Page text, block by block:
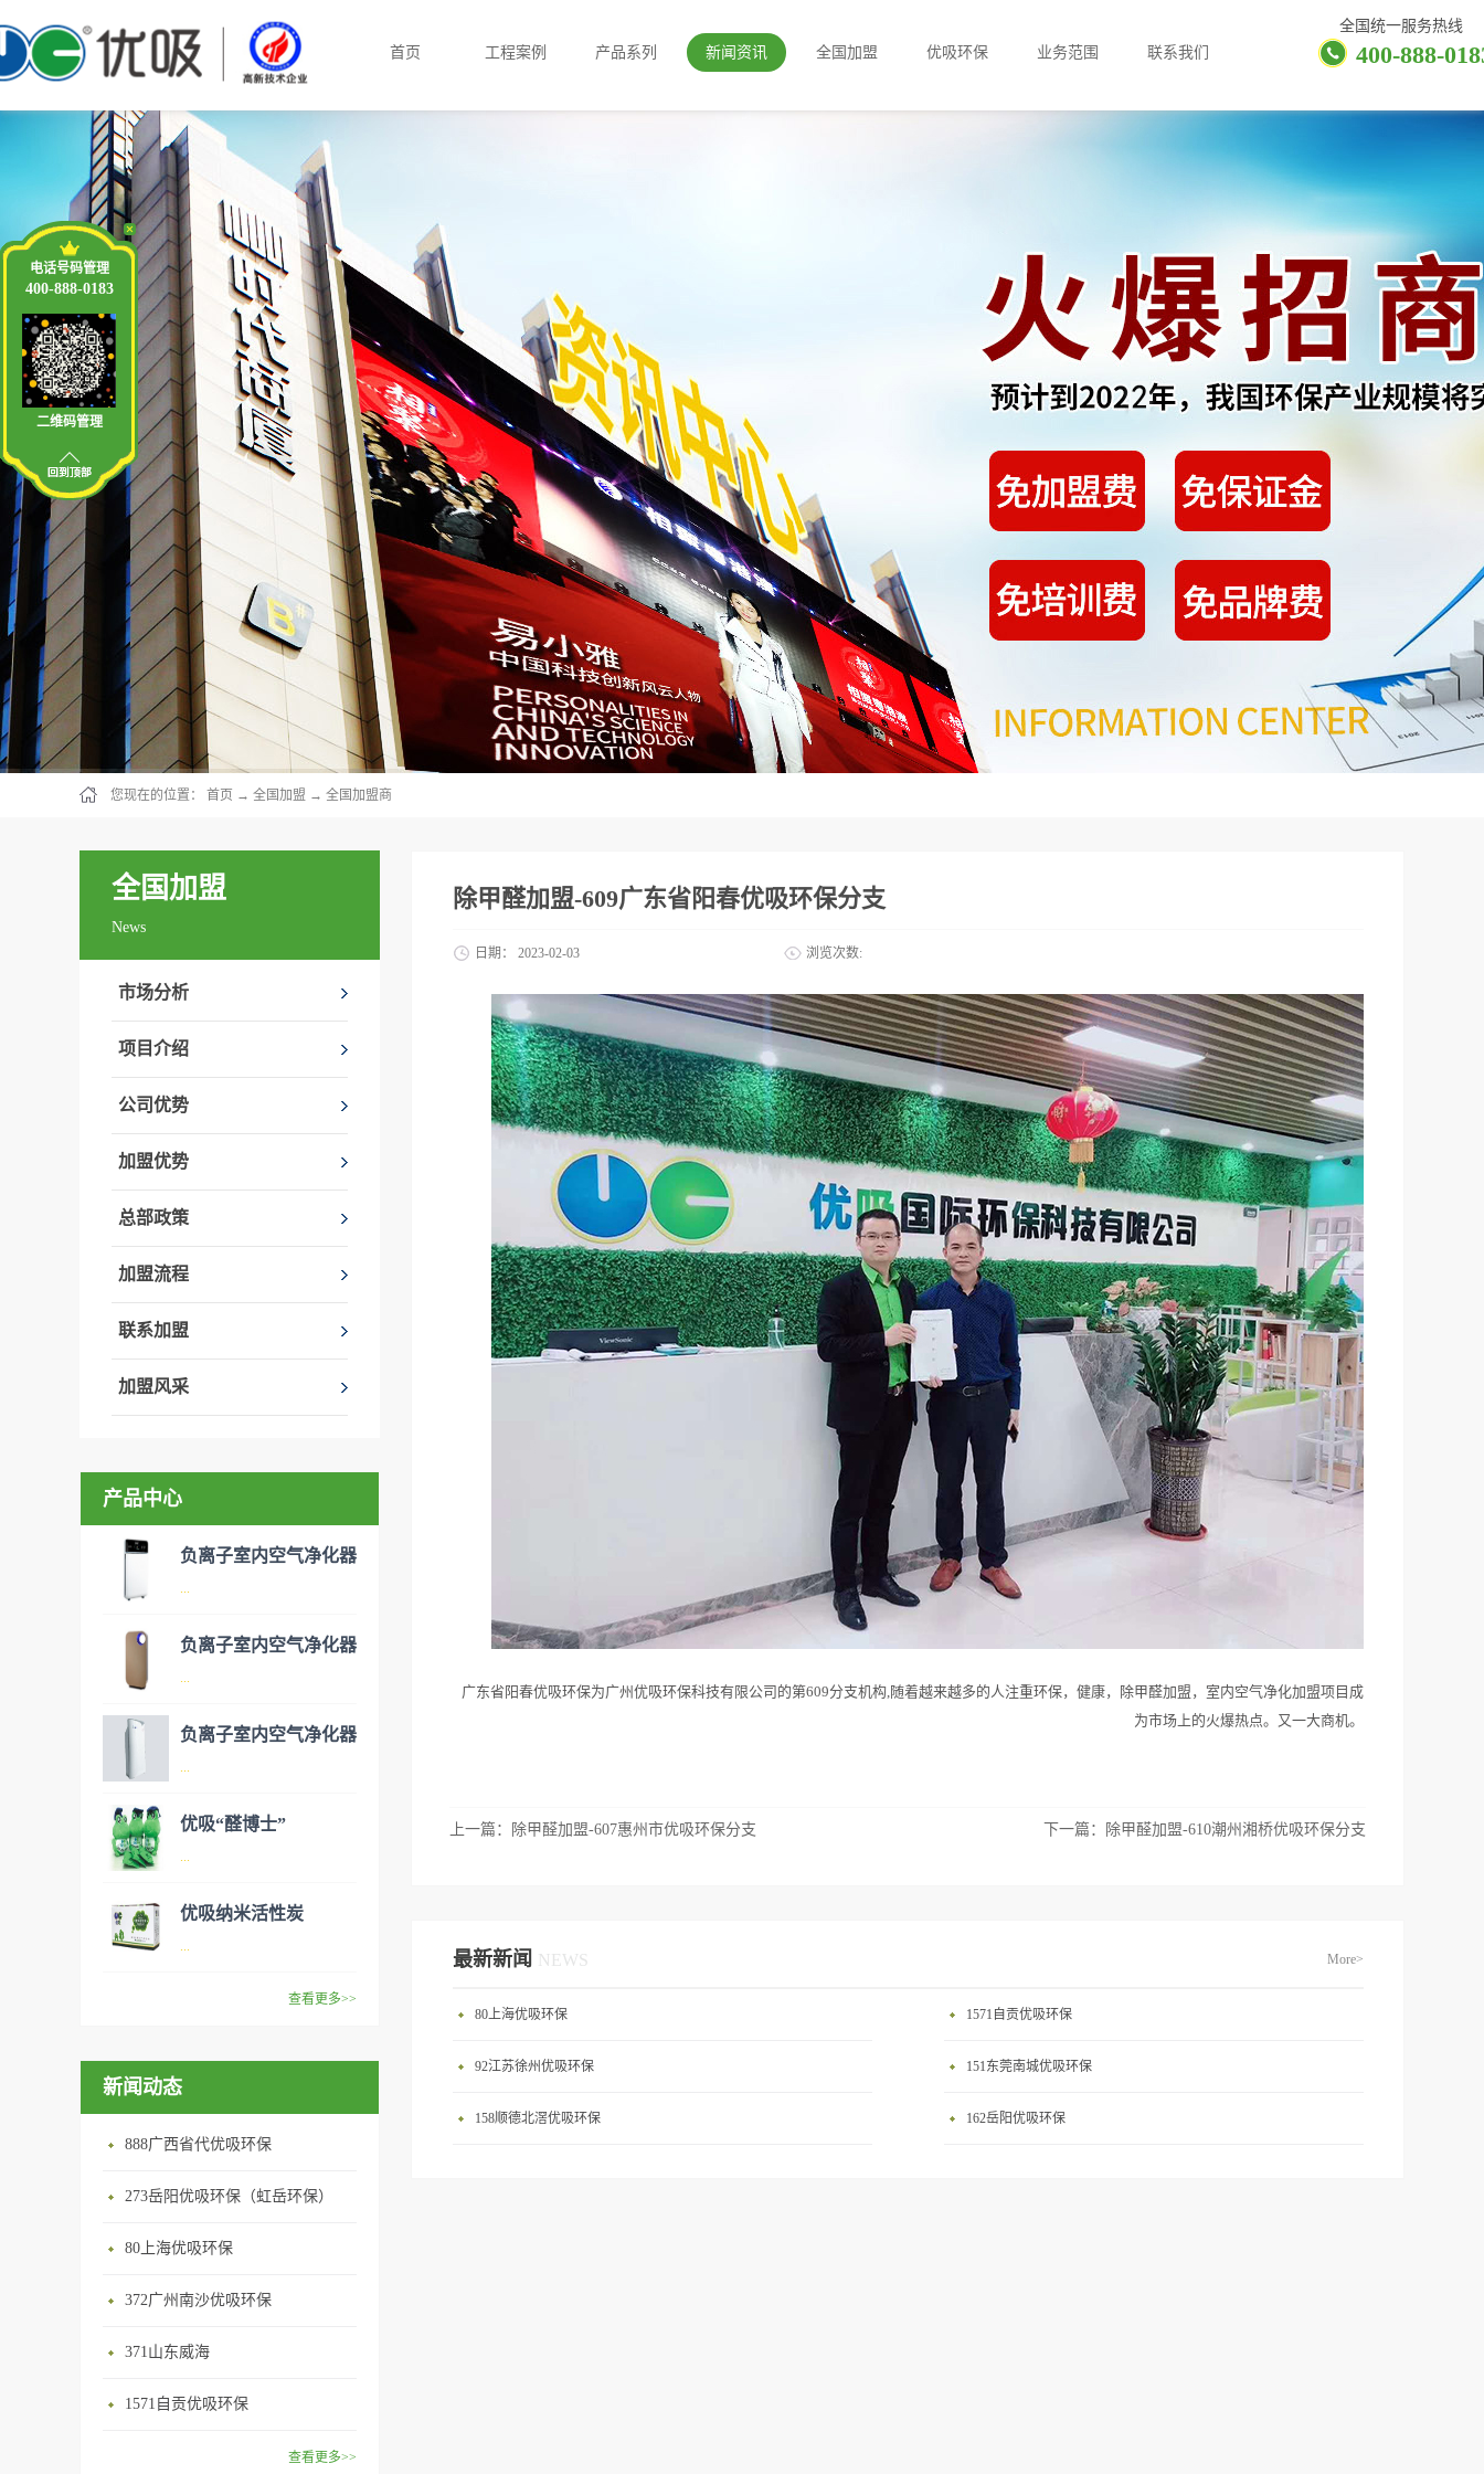
全国统一服务热线
400-888-
首页 工程案例 产品系列 新闻资讯 全国加盟 优吸环保 业务范围 联系我们
您现在的位置： 首页 → 全国加盟 → 全国加盟商
全国加盟
News
市场分析
项目介绍
公司优势
加盟优势
总部政策
加盟流程
联系加盟
加盟风采
产品中心
负离子室内空气净化器
...
般包括PM2.5、粉尘、花粉、
高空气清洁度的效果。主要功
能：除甲醛/除异味/杀菌应用
所、使用方法：见产品说明手
册
负离子室内空气净化器
...
般包括PM2.5、粉尘、花粉、
高空气清洁度的效果。主要功
能：除甲醛/除异味/杀菌应用
所、使用方法：见产品说明手
负离子室内空气净化器
...
般包括PM2.5、粉尘、花粉、
效去除挥发性有机物，有效提
所、使用方法：见产品说明手
优吸“醛博士”
...
在甲醛领域是非常专业的一位
以辅助净化空气，醛博士一肚
用。放在车里不仅能装饰更能
味，“醛博士”昭示着优吸在除
性。有博士的团队，才能更好
我们的“醛博士”就担此重任。
围：室内、车内等使用方法：
产
优吸纳米活性炭
...
无定形碳，也有排列规整的晶
体碳。优吸活性炭具有较强的
吸附性，广泛应用于生产、生
用范围：汽车、冰箱、食品
见产品说明手册产品类型：国
查看更多>>
新闻动态
888广西省代优吸环保
273岳阳优吸环保（虹岳环保）
80上海优吸环保
372广州南沙优吸环保
371山东威海
1571自贡优吸环保
查看更多>>
除甲醛加盟-609广东省阳春优吸环保分支
日期： 2023-02-03 浏览次数:
广东省阳春优吸环保为广州优吸环保科技有限公司的第609分支机构,随着越来越多的人注重环保，健康，除甲醛加盟，室内空气净化加盟项目成
为市场上的火爆热点。又一大商机。
上一篇： 除甲醛加盟-607惠州市优吸环保分支 下一篇： 除甲醛加盟-610潮州湘桥优吸环保分支
最新新闻 NEWS More>
80上海优吸环保 1571自贡优吸环保
92江苏徐州优吸环保 151东莞南城优吸环保
158顺德北滘优吸环保 162岳阳优吸环保
电话号码管理
400-888-0183
二维码管理